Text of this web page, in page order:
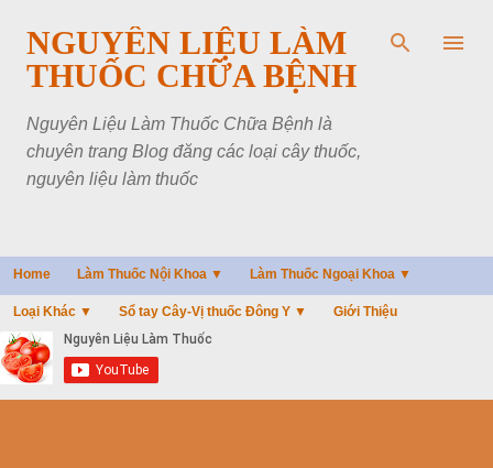
Chuyển đến nội dung chính
NGUYÊN LIỆU LÀM
THUỐC CHỮA BỆNH
Nguyên Liệu Làm Thuốc Chữa Bệnh là
chuyên trang Blog đăng các loại cây thuốc,
nguyên liệu làm thuốc
Home Làm Thuốc Nội Khoa ▼ Làm Thuốc Ngoại Khoa ▼
Loại Khác ▼ Sổ tay Cây-Vị thuốc Đông Y ▼ Giới Thiệu